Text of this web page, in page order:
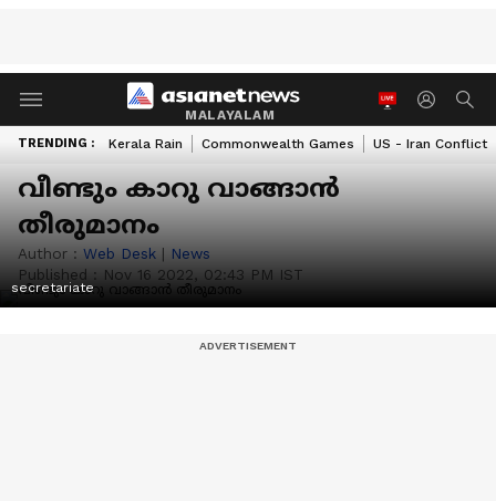
MALAYALAM
TRENDING : Kerala Rain Commonwealth Games US - Iran Conflict
വീണ്ടും കാറു വാങ്ങാൻ
തീരുമാനം
Author : Web Desk | News
Published : Nov 16 2022, 02:43 PM IST
secretariate